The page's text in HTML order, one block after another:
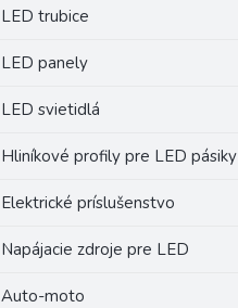
LED trubice
LED panely
LED svietidlá
Hliníkové profily pre LED pásiky
Elektrické príslušenstvo
Napájacie zdroje pre LED
Auto-moto